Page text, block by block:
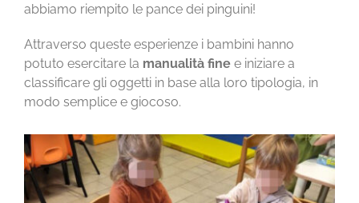
abbiamo riempito le pance dei pinguini!
Attraverso queste esperienze i bambini hanno
potuto esercitare la manualità finee iniziare a
classificare gli oggetti in base alla loro tipologia, in
modo semplice e giocoso.